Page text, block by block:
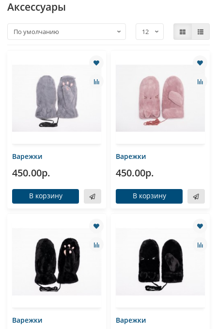
Аксессуары
Варежки
450.00р.
В корзину
Варежки
450.00р.
В корзину
Варежки Варежки